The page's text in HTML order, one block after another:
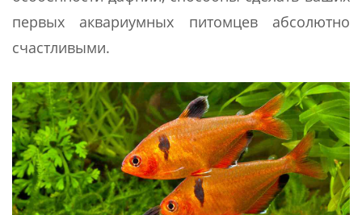
первых аквариумных питомцев абсолютно
счастливыми.